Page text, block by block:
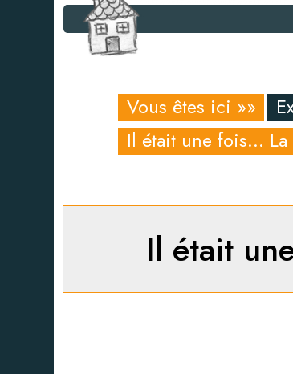
Vous êtes ici »»
Il était une fois… La
Il était